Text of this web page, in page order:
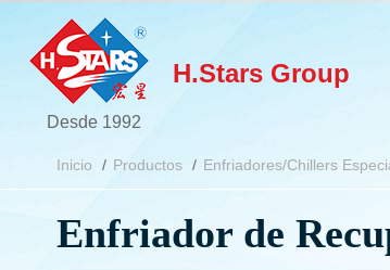
H.Stars Group
Desde 1992
Inicio Productos Enfriadores/Chillers
Enfriador de